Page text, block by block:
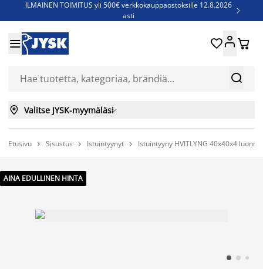
ILMAINEN TOIMITUS yli 500€ verkkokauppaostoksille 12.8.2026
asti

Jenkkisänkyjä - Säästä jopa 60%


 
 Valitse JYSK-myymäläsi
Etusivu  Sisustus  Istuintyynyt  Istuintyyny HVITLYNG 40x40x4
AINA EDULLINEN HINTA